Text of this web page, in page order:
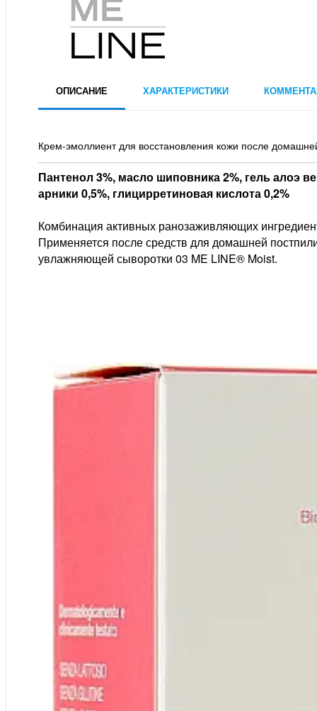
ОПИСАНИЕ ХАРАКТЕРИСТИКИ
Крем-эмоллиент для восстановления кожи после
Пантенол 3%, масло шиповника 2%, гель алоэ
арники 0,5%, глицирретиновая кислота 0,2%
Комбинация активных ранозаживляющих
Применяется после средств для домашней
увлажняющей сыворотки 03 ME LINE® Moist.